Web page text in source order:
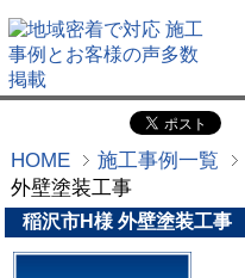
HOME 施工事例一覧
外壁塗装工事
稲沢市H様 外壁塗装工事